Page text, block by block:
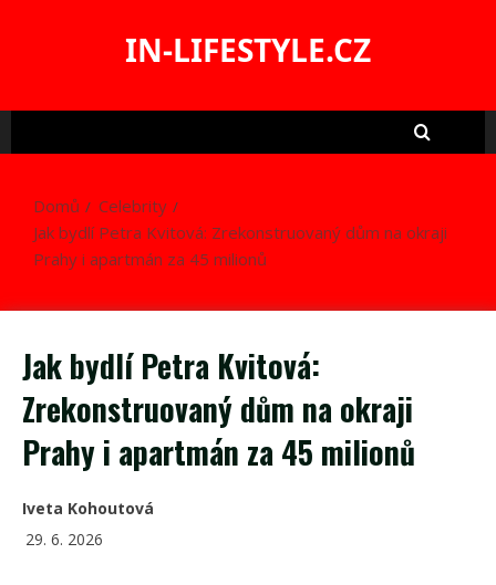
IN-LIFESTYLE.CZ
Domů
Celebrity
Jak bydlí Petra Kvitová: Zrekonstruovaný dům na okraji
Prahy i apartmán za 45 milionů
Jak bydlí Petra Kvitová:
Zrekonstruovaný dům na okraji
Prahy i apartmán za 45 milionů
Iveta Kohoutová
29. 6. 2026